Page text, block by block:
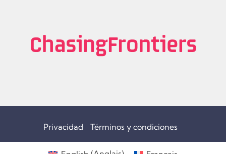
Privacidad Términos y condiciones